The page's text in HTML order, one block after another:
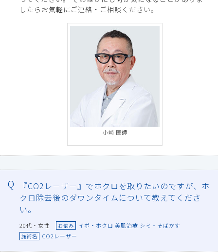
したらお気軽にご連絡・ご相談ください。
小﨑 医師
『CO2レーザー』でホクロを取りたいのですが、ホ
クロ除去後のダウンタイムについて教えてくださ
い。
20代・女性 お悩み イボ・ホクロ 美肌治療 シミ・そばかす
施術名 CO2レーザー